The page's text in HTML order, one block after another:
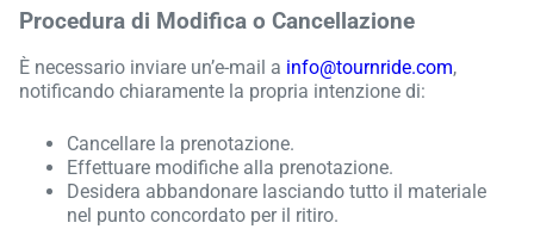
Procedura di Modifica o Cancellazione
È necessario inviare un’e-mail a info@tournride.com,
notificando chiaramente la propria intenzione di:
Cancellare la prenotazione.
Effettuare modifiche alla prenotazione.
Desidera abbandonare lasciando tutto il materiale
nel punto concordato per il ritiro.